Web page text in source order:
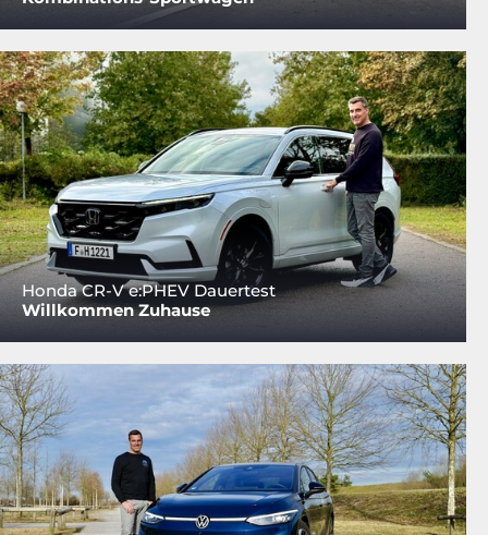
Honda CR-V e:PHEV Dauertest
Willkommen Zuhause